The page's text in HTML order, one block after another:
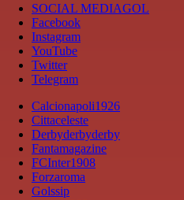
SOCIAL MEDIAGOL
Facebook
Instagram
YouTube
Twitter
Telegram
Calcionapoli1926
Cittaceleste
Derbyderbyderby
Fantamagazine
FCInter1908
Forzaroma
Golssip